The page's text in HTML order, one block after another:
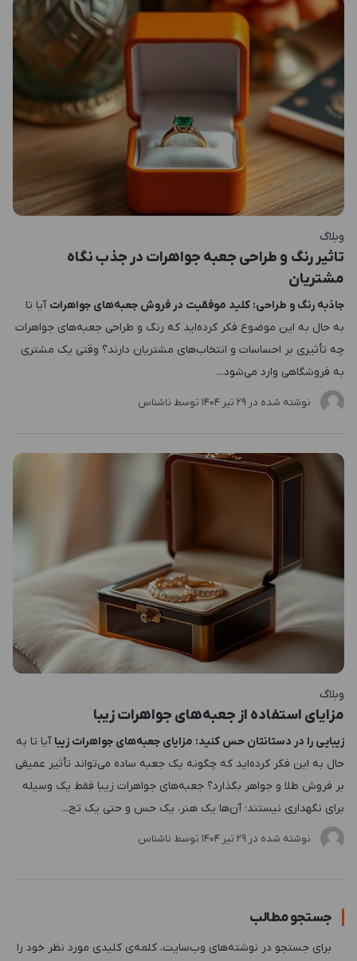
وبلاگ
تاثیر رنگ و طراحی جعبه جواهرات در جذب نگاه
مشتریان
جاذبه رنگ و طراحی: کلید موفقیت در فروش جعبه‌های جواهرات آیا تا
به حال به این موضوع فکر کرده‌اید که رنگ و طراحی جعبه‌های جواهرات
چه تأثیری بر احساسات و انتخاب‌های مشتریان دارند؟ وقتی یک مشتری
به فروشگاهی وارد می‌شود...
نوشته شده در 29 تير 1404 توسط ناشناس
وبلاگ
مزایای استفاده از جعبه‌های جواهرات زیبا
زیبایی را در دستانتان حس کنید: مزایای جعبه‌های جواهرات زیبا آیا تا به
حال به این فکر کرده‌اید که چگونه یک جعبه ساده می‌تواند تأثیر عمیقی
بر فروش طلا و جواهر بگذارد؟ جعبه‌های جواهرات زیبا فقط یک وسیله
برای نگهداری نیستند؛ آن‌ها یک هنر، یک حس و حتی یک تج...
نوشته شده در 29 تير 1404 توسط ناشناس
جستجو مطالب
برای جستجو در نوشته‌های وب‌سایت، کلمه‌ی کلیدی مورد نظر خود را